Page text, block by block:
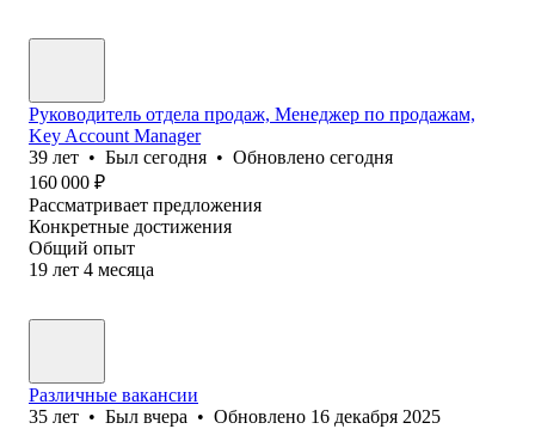
Руководитель отдела продаж, Менеджер по продажам,
Key Account Manager
39 лет • Был сегодня • Обновлено сегодня
160 000 ₽
Рассматривает предложения
Конкретные достижения
Общий опыт
19 лет 4 месяца
Различные вакансии
35 лет • Был вчера • Обновлено 16 декабря 2025